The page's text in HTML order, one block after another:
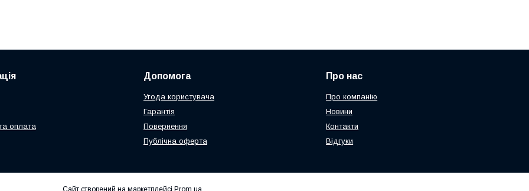
оплата
Допомога
Угода користувача
Гарантія
Повернення
Публічна оферта
Про нас
Про компанію
Новини
Контакти
Відгуки